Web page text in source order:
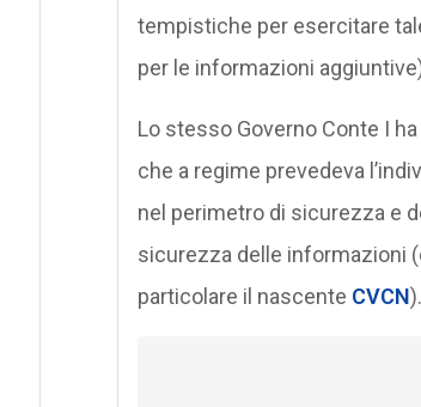
tempistiche per esercitare
per le informazioni
Lo stesso Governo Conte I
che a regime prevedeva
nel perimetro di sicurezza e
sicurezza delle informazioni
particolare il nascente CVCN).